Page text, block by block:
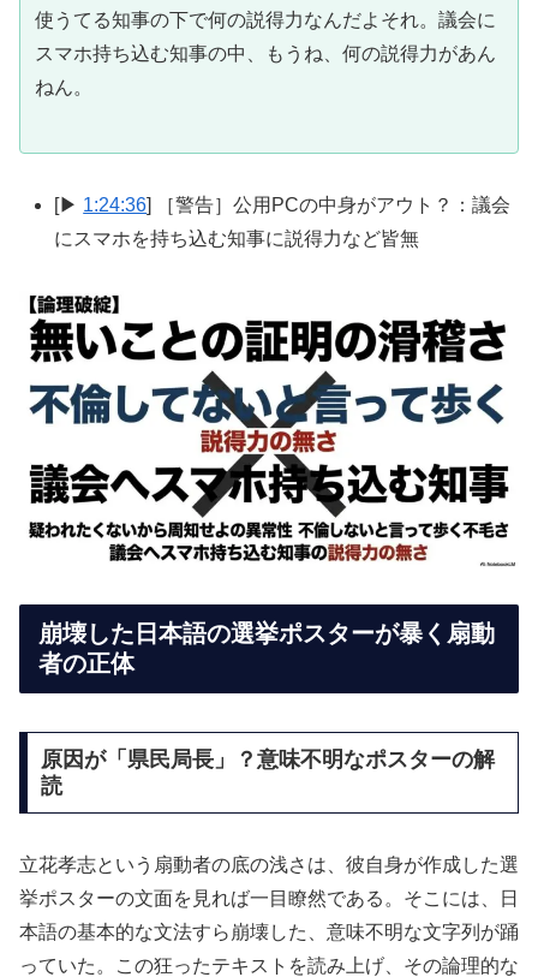
使うてる知事の下で何の説得力なんだよそれ。議会に
スマホ持ち込む知事の中、もうね、何の説得力があん
ねん。
[▶ 1:24:36] ［警告］公用PCの中身がアウト？：議会
にスマホを持ち込む知事に説得力など皆無
崩壊した日本語の選挙ポスターが暴く扇動
者の正体
原因が「県民局長」？意味不明なポスターの解
読
立花孝志という扇動者の底の浅さは、彼自身が作成した選
挙ポスターの文面を見れば一目瞭然である。そこには、日
本語の基本的な文法すら崩壊した、意味不明な文字列が踊
っていた。この狂ったテキストを読み上げ、その論理的な